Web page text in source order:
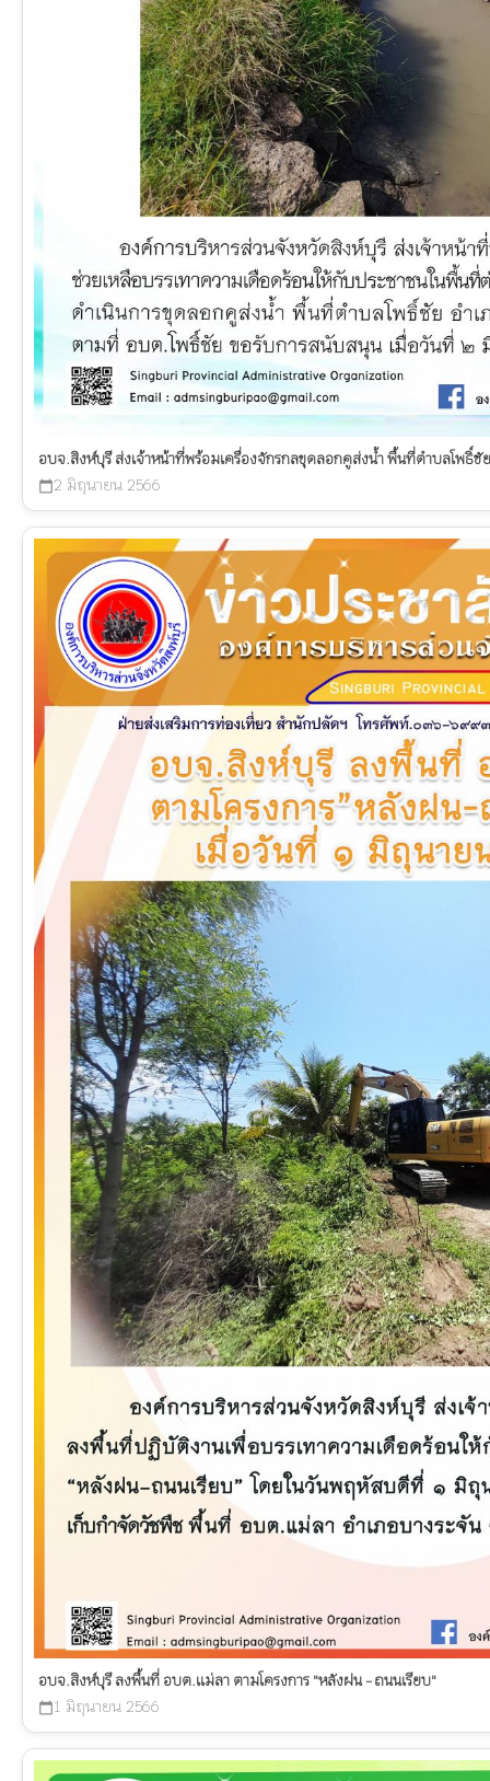
อบจ.สิงห์บุรี ส่งเจ้าหน้าที่พร้อมเครื่องจักรกลขุดลอกคูส่งน้ำ พื้นที่ตำบลโพธิ์ชัย
calendar_today2 มิถุนายน 2566
อบจ.สิงห์บุรี ลงพื้นที่ อบต.แม่ลา ตามโครงการ "หลังฝน - ถนนเรียบ"
calendar_today1 มิถุนายน 2566